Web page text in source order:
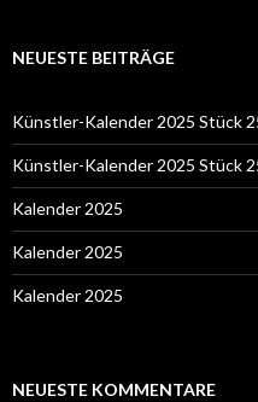
NEUESTE BEITRÄGE
Künstler-Kalender 2025 Stück
Künstler-Kalender 2025 Stück
Kalender 2025
Kalender 2025
Kalender 2025
NEUESTE KOMMENTARE